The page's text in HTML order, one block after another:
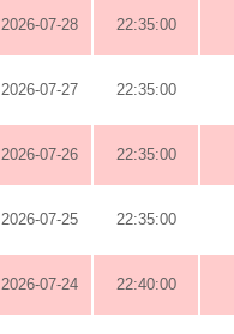
2026-07-28 22:35:00
2026-07-27 22:35:00
2026-07-26 22:35:00
2026-07-25 22:35:00
2026-07-24 22:40:00